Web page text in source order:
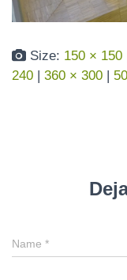
Size: 150 × 150
240 | 360 × 300 |
Name *